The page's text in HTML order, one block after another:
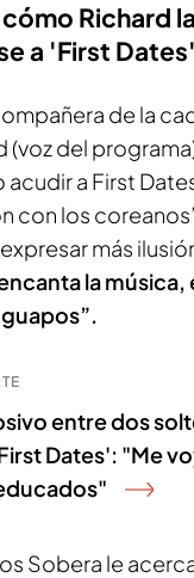
Richard
a 'First Dates'
de la
(voz del
a First
con los
más
la música,
entre dos
Dates': "Me
Sobera le